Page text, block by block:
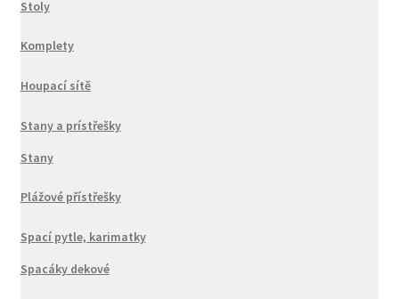
Stoly
Komplety
Houpací sítě
Stany a prístřešky
Stany
Plážové přístřešky
Spací pytle, karimatky
Spacáky dekové